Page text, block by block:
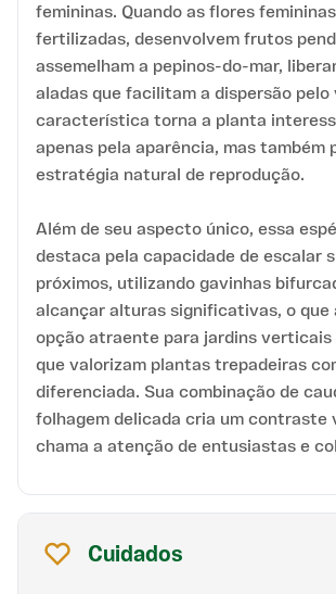
femininas. Quando as flores
fertilizadas, desenvolvem frutos
assemelham a pepinos-do-mar,
aladas que facilitam a dispersão pelo
característica torna a planta
apenas pela aparência, mas também
estratégia natural de reprodução.
Além de seu aspecto único, essa
destaca pela capacidade de escalar
próximos, utilizando gavinhas
alcançar alturas significativas, o que
opção atraente para jardins verticais
que valorizam plantas trepadeiras
diferenciada. Sua combinação de
folhagem delicada cria um contraste
chama a atenção de entusiastas e
Cuidados